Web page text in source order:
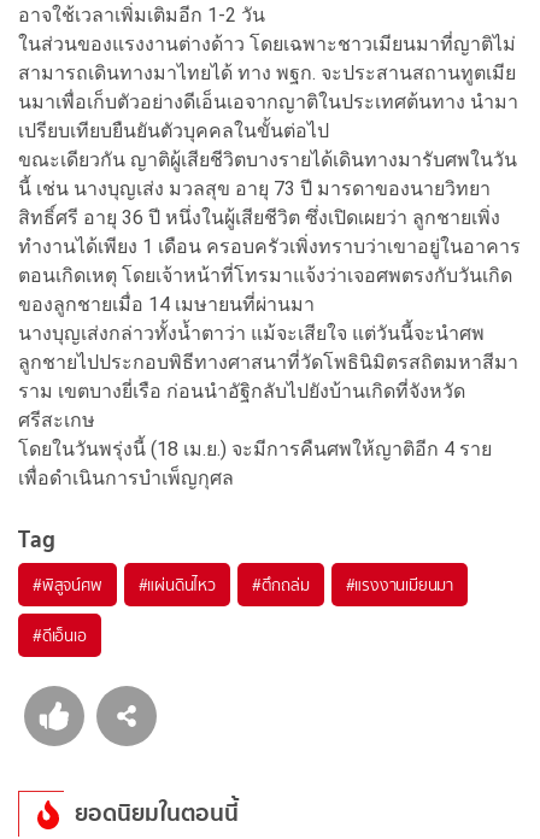
อาจใช้เวลาเพิ่มเติมอีก 1-2 วัน
ในส่วนของแรงงานต่างด้าว โดยเฉพาะชาวเมียนมาที่ญาติไม่
สามารถเดินทางมาไทยได้ ทาง พฐก. จะประสานสถานทูตเมีย
นมาเพื่อเก็บตัวอย่างดีเอ็นเอจากญาติในประเทศต้นทาง นำมา
เปรียบเทียบยืนยันตัวบุคคลในขั้นต่อไป
ขณะเดียวกัน ญาติผู้เสียชีวิตบางรายได้เดินทางมารับศพในวัน
นี้ เช่น นางบุญเส่ง มวลสุข อายุ 73 ปี มารดาของนายวิทยา
สิทธิ์ศรี อายุ 36 ปี หนึ่งในผู้เสียชีวิต ซึ่งเปิดเผยว่า ลูกชายเพิ่ง
ทำงานได้เพียง 1 เดือน ครอบครัวเพิ่งทราบว่าเขาอยู่ในอาคาร
ตอนเกิดเหตุ โดยเจ้าหน้าที่โทรมาแจ้งว่าเจอศพตรงกับวันเกิด
ของลูกชายเมื่อ 14 เมษายนที่ผ่านมา
นางบุญเส่งกล่าวทั้งน้ำตาว่า แม้จะเสียใจ แต่วันนี้จะนำศพ
ลูกชายไปประกอบพิธีทางศาสนาที่วัดโพธินิมิตรสถิตมหาสีมา
ราม เขตบางยี่เรือ ก่อนนำอัฐิกลับไปยังบ้านเกิดที่จังหวัด
ศรีสะเกษ
โดยในวันพรุ่งนี้ (18 เม.ย.) จะมีการคืนศพให้ญาติอีก 4 ราย
เพื่อดำเนินการบำเพ็ญกุศล
Tag
#พิสูจน์ศพ #แผ่นดินไหว #ตึกถล่ม #แรงงานเมียนมา
#ดีเอ็นเอ
ยอดนิยมในตอนนี้